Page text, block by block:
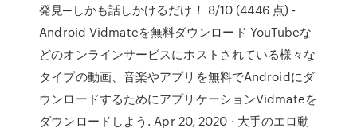
発見─しかも話しかけるだけ！ 8/10 (4446 点) -
Android Vidmateを無料ダウンロード YouTubeな
どのオンラインサービスにホストされている様々な
タイプの動画、音楽やアプリを無料でAndroidにダ
ウンロードするためにアプリケーションVidmateを
ダウンロードしよう. Apr 20, 2020 · 大手のエロ動